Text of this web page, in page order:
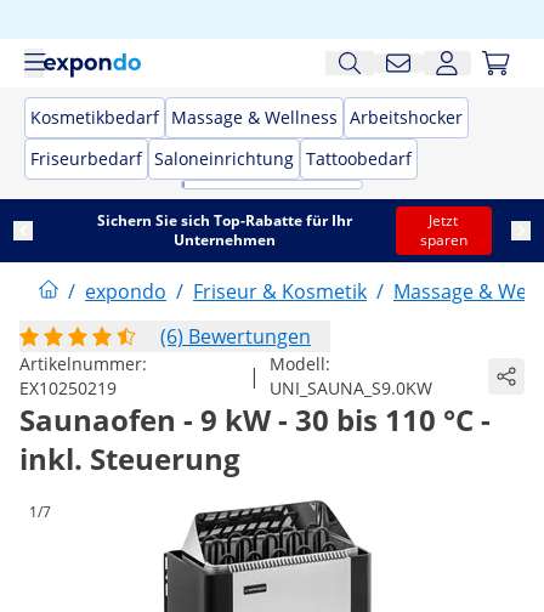
Kosmetikbedarf Massage & Wellness Arbeitshocker
Friseurbedarf Saloneinrichtung Tattoobedarf
Sichern Sie sich Top-Rabatte für Ihr
Unternehmen
Jetzt
sparen
/ expondo / Friseur & Kosmetik / Massage &
(6) Bewertungen
Artikelnummer:
EX10250219
|
Modell:
UNI_SAUNA_S9.0KW
Saunaofen - 9 kW - 30 bis 110 °C -
inkl. Steuerung
1/7